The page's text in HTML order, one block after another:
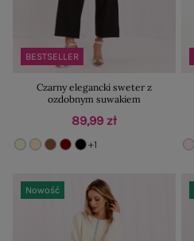
BESTSELLER
Czarny elegancki sweter z
ozdobnym suwakiem
89,99 zł
+1
Nowość